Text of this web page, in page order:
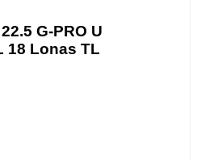
G-PRO U
18 Lonas TL